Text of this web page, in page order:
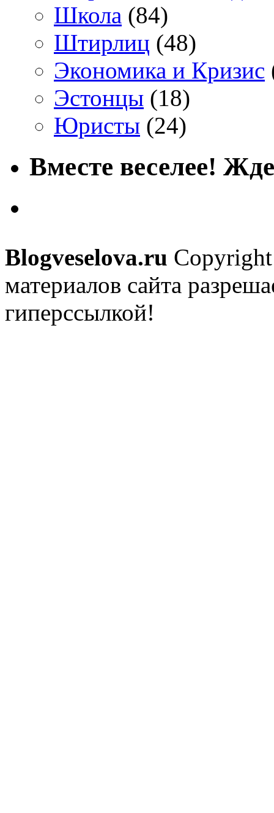
Школа (84)
Штирлиц (48)
Экономика и Кризис
Эстонцы (18)
Юристы (24)
Вместе веселее!
Blogveselova.ru
материалов сайта
гиперссылкой!